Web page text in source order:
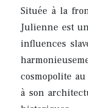
Située à la
Julienne est
influences
cosmopolite
à son